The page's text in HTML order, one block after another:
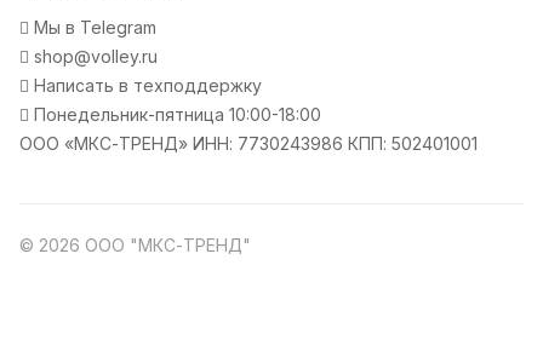
Мы в Telegram
shop@volley.ru
Написать в техподдержку
Понедельник-пятница 10:00-18:00
ООО «МКС-ТРЕНД» ИНН: 7730243986 КПП: 502401001
© 2026 ООО "МКС-ТРЕНД"